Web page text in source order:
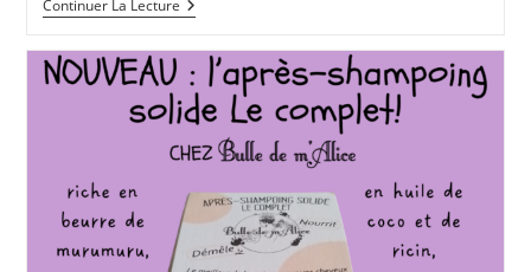
Continuer La LectureMarché
Artisanal
Chasse
Aux
Œufs
Au
Château
De
Molaise